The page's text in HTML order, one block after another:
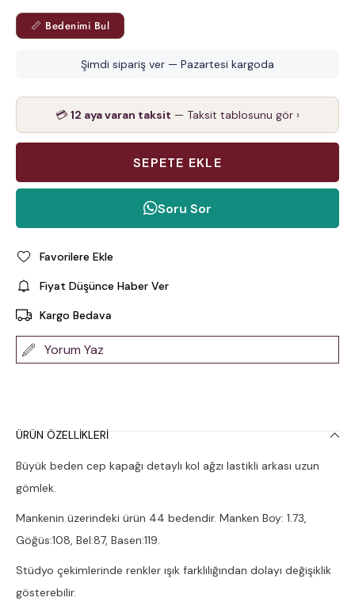
📏 Bedenimi Bul
Şimdi sipariş ver — Pazartesi kargoda
💳 12 aya varan taksit — Taksit tablosunu gör ›
Soru Sor
Favorilere Ekle
Fiyat Düşünce Haber Ver
Kargo Bedava
Yorum Yaz
ÜRÜN ÖZELLIKLERI
Büyük beden cep kapağı detaylı kol ağzı lastikli arkası uzun
gömlek.
Mankenin üzerindeki ürün 44 bedendir. Manken Boy: 1.73,
Göğüs:108, Bel:87, Basen:119.
Stüdyo çekimlerinde renkler ışık farklılığından dolayı değişiklik
gösterebilir.